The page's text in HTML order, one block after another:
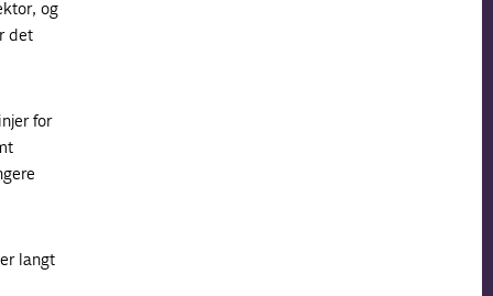
og
det
for
langt